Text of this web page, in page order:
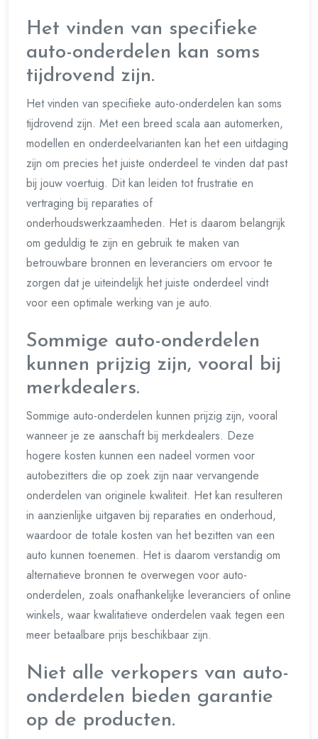
Het vinden van specifieke
auto-onderdelen kan soms
tijdrovend zijn.
Het vinden van specifieke auto-onderdelen kan soms
tijdrovend zijn. Met een breed scala aan automerken,
modellen en onderdeelvarianten kan het een uitdaging
zijn om precies het juiste onderdeel te vinden dat past
bij jouw voertuig. Dit kan leiden tot frustratie en
vertraging bij reparaties of
onderhoudswerkzaamheden. Het is daarom belangrijk
om geduldig te zijn en gebruik te maken van
betrouwbare bronnen en leveranciers om ervoor te
zorgen dat je uiteindelijk het juiste onderdeel vindt
voor een optimale werking van je auto.
Sommige auto-onderdelen
kunnen prijzig zijn, vooral bij
merkdealers.
Sommige auto-onderdelen kunnen prijzig zijn, vooral
wanneer je ze aanschaft bij merkdealers. Deze
hogere kosten kunnen een nadeel vormen voor
autobezitters die op zoek zijn naar vervangende
onderdelen van originele kwaliteit. Het kan resulteren
in aanzienlijke uitgaven bij reparaties en onderhoud,
waardoor de totale kosten van het bezitten van een
auto kunnen toenemen. Het is daarom verstandig om
alternatieve bronnen te overwegen voor auto-
onderdelen, zoals onafhankelijke leveranciers of online
winkels, waar kwalitatieve onderdelen vaak tegen een
meer betaalbare prijs beschikbaar zijn.
Niet alle verkopers van auto-
onderdelen bieden garantie
op de producten.